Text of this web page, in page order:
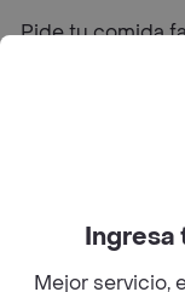
Pide tu comida
Sobre Rappi
Ingresa
Mejor servicio,